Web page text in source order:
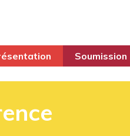
Soumission